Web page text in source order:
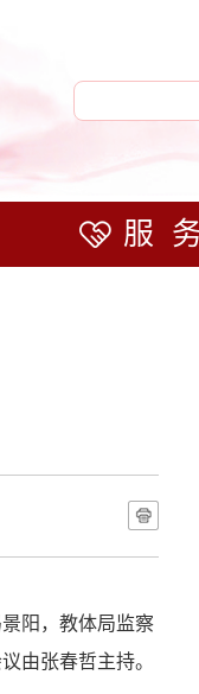
服
阳，教体局监察
由张春哲主持。